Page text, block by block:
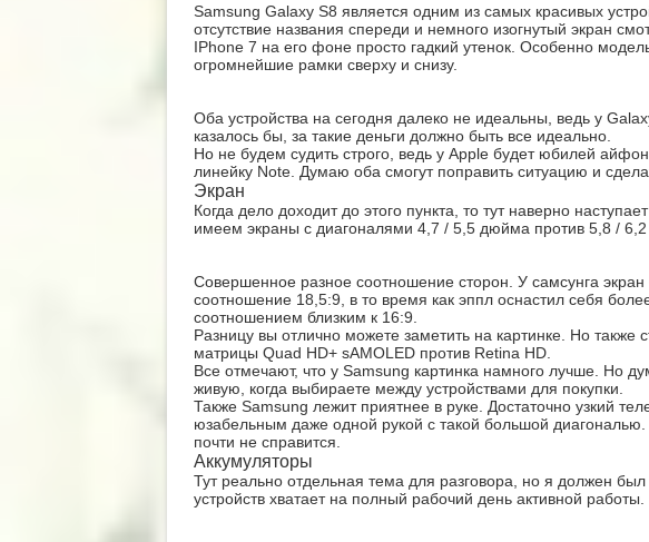
Samsung Galaxy S8 является одним из самых красивых
отсутствие названия спереди и немного изогнутый экран
IPhone 7 на его фоне просто гадкий утенок. Особенно
огромнейшие рамки сверху и снизу.
Оба устройства на сегодня далеко не идеальны, ведь у
казалось бы, за такие деньги должно быть все идеально.
Но не будем судить строго, ведь у Apple будет юбилей
линейку Note. Думаю оба смогут поправить ситуацию и
Экран
Когда дело доходит до этого пункта, то тут наверно
имеем экраны с диагоналями 4,7 / 5,5 дюйма против 5,8 /
Совершенное разное соотношение сторон. У самсунга
соотношение 18,5:9, в то время как эппл оснастил себя
соотношением близким к 16:9.
Разницу вы отлично можете заметить на картинке. Но также
матрицы Quad HD+ sAMOLED против Retina HD.
Все отмечают, что у Samsung картинка намного лучше. Но
живую, когда выбираете между устройствами для покупки.
Также Samsung лежит приятнее в руке. Достаточно узкий
юзабельным даже одной рукой с такой большой
почти не справится.
Аккумуляторы
Тут реально отдельная тема для разговора, но я должен
устройств хватает на полный рабочий день активной работы.